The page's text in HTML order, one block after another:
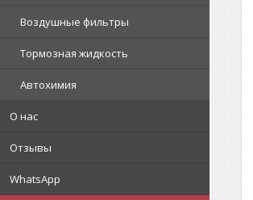
Воздушные фильтры
Тормозная жидкость
Автохимия
О нас
Отзывы
WhatsApp